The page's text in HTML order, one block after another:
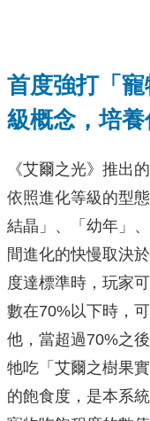
首度強打「 寵
級概念，培養
《艾爾之光》推出
依照進化等級的型
結晶」、「幼年」
間進化的快慢取決
度達標準時，玩家
數在70%以下時，
他，當超過70%之
牠吃「艾爾之樹果
的飽食度，是本系